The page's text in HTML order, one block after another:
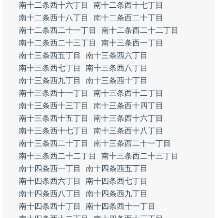
南十二条西十六丁目
南十二条西十七丁目
南十二条西十八丁目
南十二条西二十丁目
南十二条西二十一丁目
南十二条西二十二丁目
南十二条西二十三丁目
南十三条西一丁目
南十三条西五丁目
南十三条西六丁目
南十三条西七丁目
南十三条西八丁目
南十三条西九丁目
南十三条西十丁目
南十三条西十一丁目
南十三条西十二丁目
南十三条西十三丁目
南十三条西十四丁目
南十三条西十五丁目
南十三条西十六丁目
南十三条西十七丁目
南十三条西十八丁目
南十三条西二十丁目
南十三条西二十一丁目
南十三条西二十二丁目
南十三条西二十三丁目
南十四条西一丁目
南十四条西五丁目
南十四条西六丁目
南十四条西七丁目
南十四条西八丁目
南十四条西九丁目
南十四条西十丁目
南十四条西十一丁目